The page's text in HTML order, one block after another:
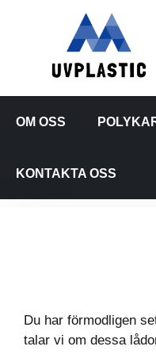
OM OSS
KONTAKTA OSS
Du har förmodligen
talar vi om dessa